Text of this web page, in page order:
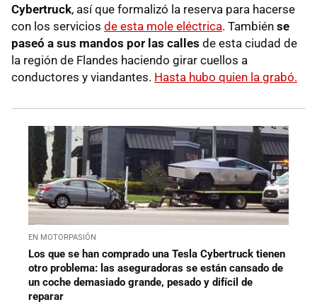
Cybertruck, así que formalizó la reserva para hacerse
con los servicios de esta mole eléctrica. También se
paseó a sus mandos por las calles de esta ciudad de
la región de Flandes haciendo girar cuellos a
conductores y viandantes. Hasta hubo quien la grabó.
EN MOTORPASIÓN
Los que se han comprado una Tesla Cybertruck tienen
otro problema: las aseguradoras se están cansado de
un coche demasiado grande, pesado y difícil de
reparar